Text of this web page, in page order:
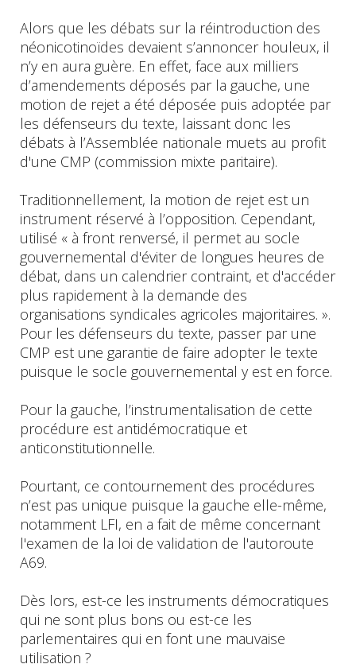
Alors que les débats sur la réintroduction des
néonicotinoïdes devaient s’annoncer houleux, il
n’y en aura guère. En effet, face aux milliers
d’amendements déposés par la gauche, une
motion de rejet a été déposée puis adoptée par
les défenseurs du texte, laissant donc les
débats à l’Assemblée nationale muets au profit
d'une CMP (commission mixte paritaire).
Traditionnellement, la motion de rejet est un
instrument réservé à l’opposition. Cependant,
utilisé « à front renversé, il permet au socle
gouvernemental d'éviter de longues heures de
débat, dans un calendrier contraint, et d'accéder
plus rapidement à la demande des
organisations syndicales agricoles majoritaires. ».
Pour les défenseurs du texte, passer par une
CMP est une garantie de faire adopter le texte
puisque le socle gouvernemental y est en force.
Pour la gauche, l’instrumentalisation de cette
procédure est antidémocratique et
anticonstitutionnelle.
Pourtant, ce contournement des procédures
n’est pas unique puisque la gauche elle-même,
notamment LFI, en a fait de même concernant
l'examen de la loi de validation de l'autoroute
A69.
Dès lors, est-ce les instruments démocratiques
qui ne sont plus bons ou est-ce les
parlementaires qui en font une mauvaise
utilisation ?